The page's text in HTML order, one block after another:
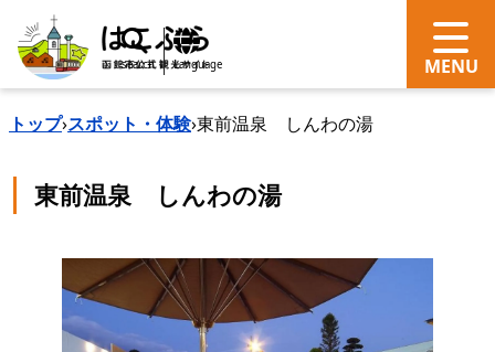
search Language
トップ›スポット・体験›東前温泉 しんわの湯
東前温泉 しんわの湯